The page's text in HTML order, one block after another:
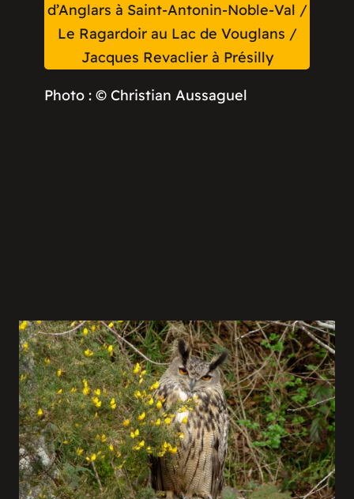
d’Anglars à Saint-Antonin-Noble-Val /
Le Ragardoir au Lac de Vouglans /
Jacques Revaclier à Présilly
Photo : © Christian Aussaguel